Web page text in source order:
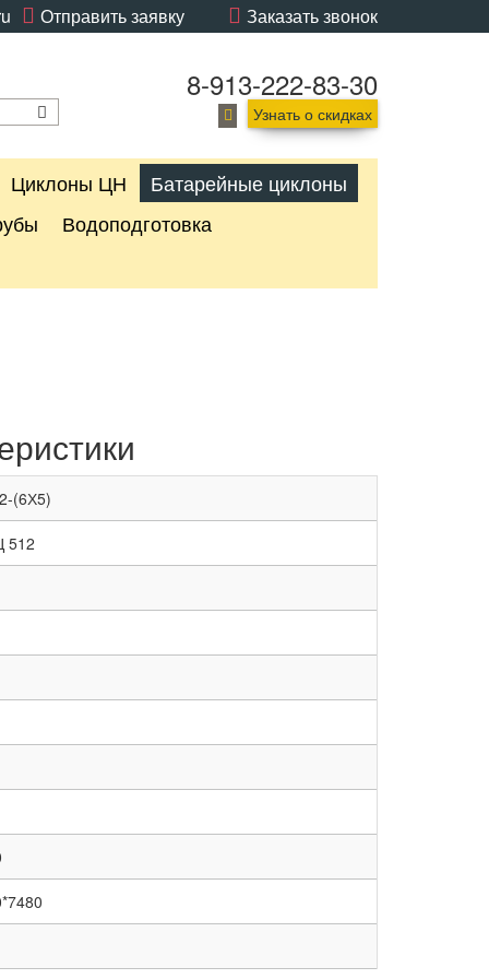
Заказать звонок
Отправить заявку
8-913-222-83-30
Узнать о скидках
Циклоны ЦН
Батарейные циклоны
Водоподготовка
(6Х5)
512